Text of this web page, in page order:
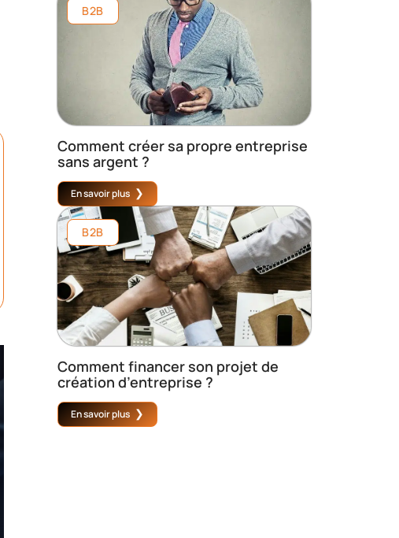
B2B
Comment créer sa propre entreprise
sans argent ?
En savoir plus
B2B
Comment financer son projet de
création d’entreprise ?
En savoir plus